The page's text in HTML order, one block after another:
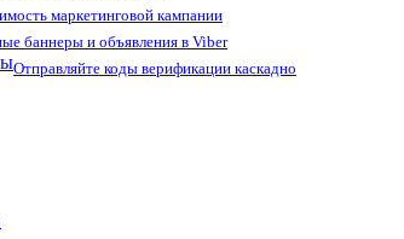
маркетинговой кампании
баннеры и объявления в Viber
Отправляйте коды верификации каскадно